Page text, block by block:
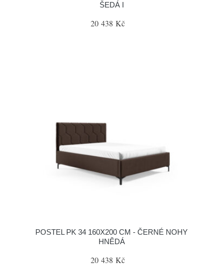
ŠEDÁ I
20 438 Kč
POSTEL PK 34 160X200 CM - ČERNÉ NOHY
HNĚDÁ
20 438 Kč